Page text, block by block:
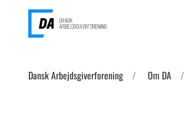
Dansk Arbejdsgiverforening Om DA